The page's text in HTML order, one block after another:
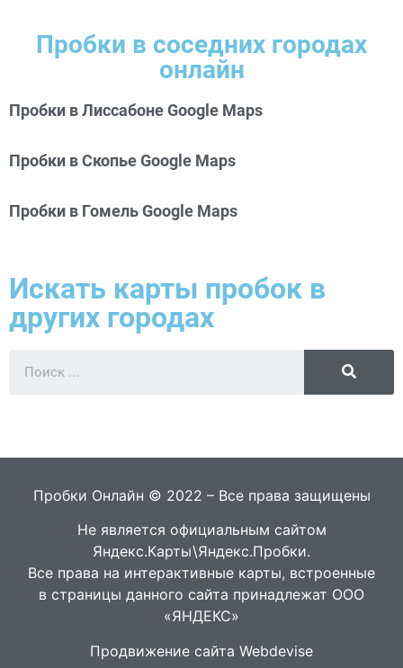
Пробки в соседних городах
онлайн
Пробки в Лиссабоне Google Maps
Пробки в Скопье Google Maps
Пробки в Гомель Google Maps
Искать карты пробок в
других городах
Пробки Онлайн © 2022 – Все права защищены
Не является официальным сайтом
Яндекс.Карты\Яндекс.Пробки.
Все права на интерактивные карты, встроенные
в страницы данного сайта принадлежат ООО
«ЯНДЕКС»
Продвижение сайта Webdevise